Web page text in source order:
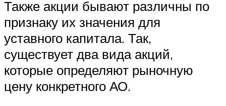
Также акции бывают различны по
признаку их значения для
уставного капитала. Так,
существует два вида акций,
которые определяют рыночную
цену конкретного АО.